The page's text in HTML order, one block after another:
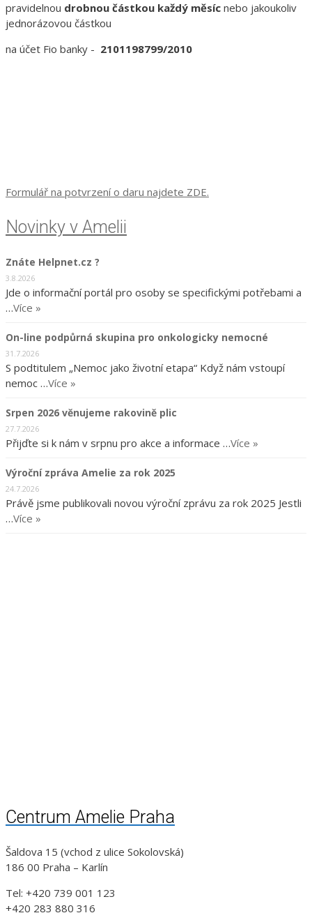
pravidelnou drobnou částkou každý měsíc nebo jakoukoliv
jednorázovou částkou
na účet Fio banky - 2101198799/2010
Formulář na potvrzení o daru najdete ZDE.
Novinky v Amelii
Znáte Helpnet.cz ?
3.8.2026
Jde o informační portál pro osoby se specifickými potřebami a
…Více »
On-line podpůrná skupina pro onkologicky nemocné
31.7.2026
S podtitulem „Nemoc jako životní etapa“ Když nám vstoupí
nemoc …Více »
Srpen 2026 věnujeme rakovině plic
27.7.2026
Přijďte si k nám v srpnu pro akce a informace …Více »
Výroční zpráva Amelie za rok 2025
24.7.2026
Právě jsme publikovali novou výroční zprávu za rok 2025 Jestli
…Více »
Centrum Amelie Praha
Šaldova 15 (vchod z ulice Sokolovská)
186 00 Praha – Karlín
Tel: +420 739 001 123
+420 283 880 316